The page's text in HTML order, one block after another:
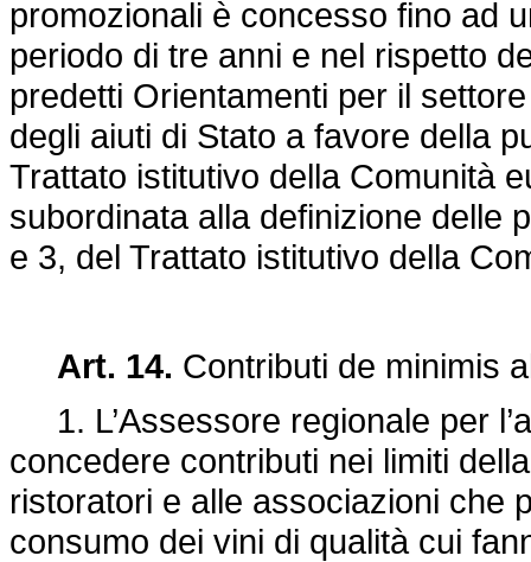
promozionali è concesso fino ad
periodo di tre anni e nel rispetto
predetti Orientamenti per il
degli aiuti di Stato a favore della
Trattato istitutivo della Comunità
subordinata alla definizione delle
e 3, del Trattato istitutivo della
Art. 14. Contributi de minimis
1. L’Assessore regionale per
concedere contributi nei limiti
ristoratori e alle associazioni che
consumo dei vini di qualità cui